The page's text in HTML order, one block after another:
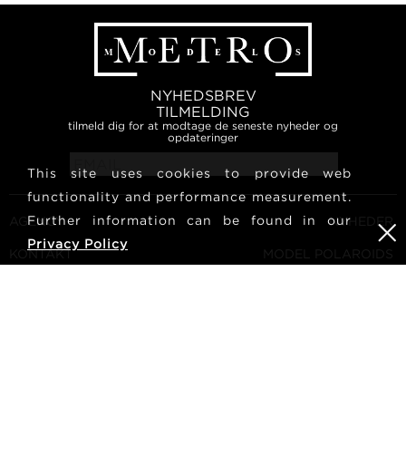
NYHEDSBREV
TILMELDING
tilmeld dig for at modtage de seneste nyheder og
opdateringer
AGENCY
KONTAKT
NYHEDER
MODEL POLAROIDS
This site uses cookies to provide web
functionality and performance measurement.
Further information can be found in our
Privacy Policy